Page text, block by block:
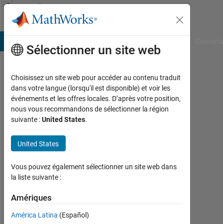
Passer au contenu
Community
Profile
Susan
Actif
depuis
2011
Followers:
Following:
Follow
Sélectionner un site web
Choisissez un site web pour accéder au contenu traduit
dans votre langue (lorsqu'il est disponible) et voir les
événements et les offres locales. D’après votre position,
nous vous recommandons de sélectionner la région
suivante :United States.
United States
Vous pouvez également sélectionner un site web dans
la liste suivante :
Amériques
América Latina (Español)